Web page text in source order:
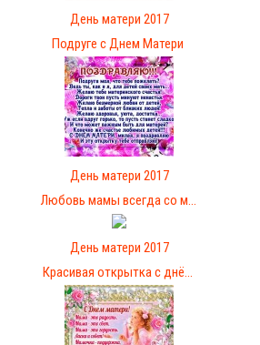
День матери 2017
Подруге с Днем Матери
День матери 2017
Любовь мамы всегда со м...
День матери 2017
Красивая открытка с днё...